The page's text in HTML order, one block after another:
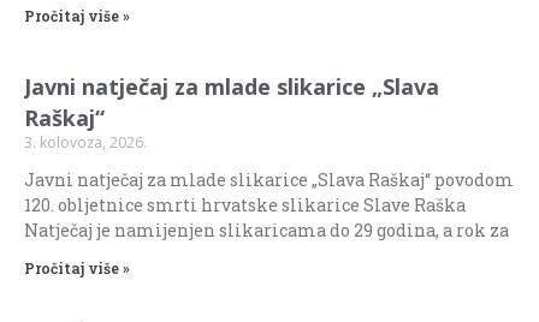
Pročitaj više »
Javni natječaj za mlade slikarice „Slava
Raškaj“
3. kolovoza, 2026.
Javni natječaj za mlade slikarice „Slava Raškaj“ povodom
120. obljetnice smrti hrvatske slikarice Slave Raška
Natječaj je namijenjen slikaricama do 29 godina, a rok za
Pročitaj više »